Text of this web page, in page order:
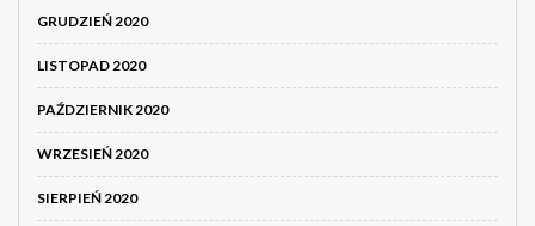
GRUDZIEŃ 2020
LISTOPAD 2020
PAŹDZIERNIK 2020
WRZESIEŃ 2020
SIERPIEŃ 2020